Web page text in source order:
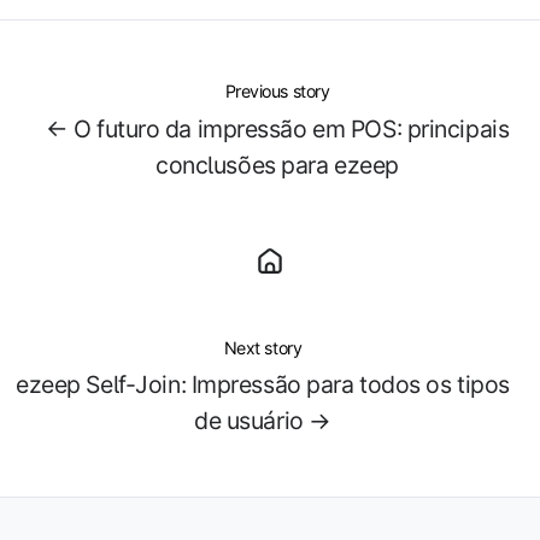
Previous story
← O futuro da impressão em POS: principais
conclusões para ezeep
Next story
ezeep Self-Join: Impressão para todos os tipos
de usuário →